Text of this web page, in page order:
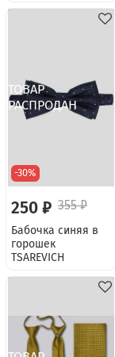
-30%
250 ₽ 355 ₽
Бабочка синяя в
горошек
TSAREVICH